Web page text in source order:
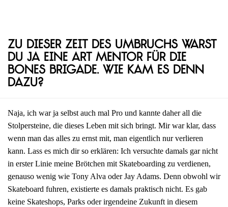
Zu dieser Zeit des Umbruchs warst
du ja eine Art Mentor für die
Bones Brigade. Wie kam es denn
dazu?
Naja, ich war ja selbst auch mal Pro und kannte daher all die
Stolpersteine, die dieses Leben mit sich bringt. Mir war klar, dass
wenn man das alles zu ernst mit, man eigentlich nur verlieren
kann. Lass es mich dir so erklären: Ich versuchte damals gar nicht
in erster Linie meine Brötchen mit Skateboarding zu verdienen,
genauso wenig wie Tony Alva oder Jay Adams. Denn obwohl wir
Skateboard fuhren, existierte es damals praktisch nicht. Es gab
keine Skateshops, Parks oder irgendeine Zukunft in diesem